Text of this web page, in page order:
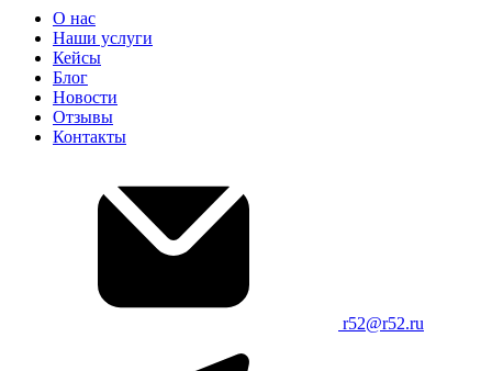
О нас
Наши услуги
Кейсы
Блог
Новости
Отзывы
Контакты
r52@r52.ru